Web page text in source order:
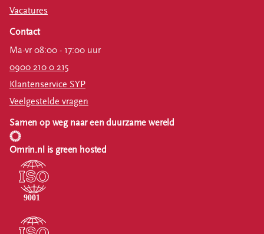
Vacatures
Contact
Ma-vr 08:00 - 17:00 uur
0900 210 0 215
Klantenservice SYP
Veelgestelde vragen
Samen op weg naar een duurzame wereld
Omrin.nl is green hosted